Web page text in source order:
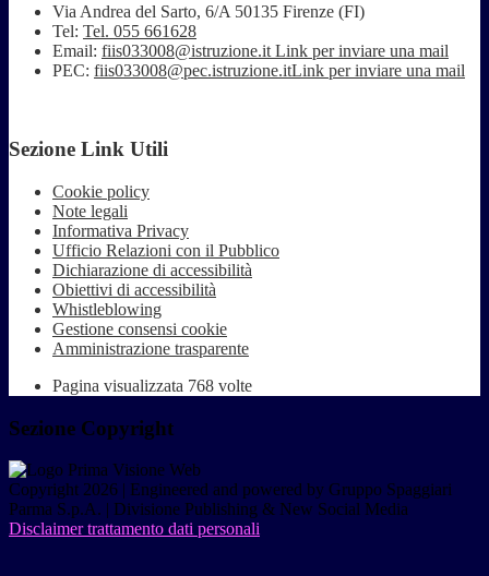
Via Andrea del Sarto, 6/A 50135 Firenze (FI)
Tel: Tel. 055 661628
Email: fiis033008@istruzione.it Link per inviare una mail
PEC: fiis033008@pec.istruzione.itLink per inviare una mail
Sezione Link Utili
Cookie policy
Note legali
Informativa Privacy
Ufficio Relazioni con il Pubblico
Dichiarazione di accessibilità
Obiettivi di accessibilità
Whistleblowing
Gestione consensi cookie
Amministrazione trasparente
Pagina visualizzata 768 volte
Sezione Copyright
Copyright 2026 | Engineered and powered by Gruppo Spaggiari
Parma S.p.A. | Divisione Publishing & New Social Media
Disclaimer trattamento dati personali